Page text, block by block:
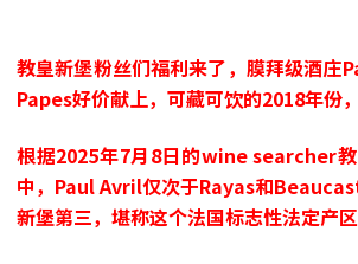
教皇新堡粉丝们福利来了，膜拜级酒
Papes好价献上，可藏可饮的2018年份
根据2025年7月8日的wine searcher
中，Paul Avril仅次于Rayas和
新堡第三，堪称这个法国标志性法定产